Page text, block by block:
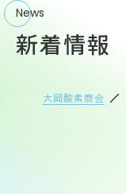
News
新着情報
大岡酸素商会